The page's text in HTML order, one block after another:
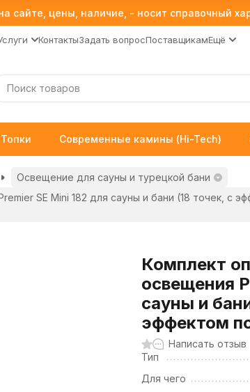
сайте, цены, наличие, - носит справочный
КонтактыЗадать вопросПоставщикамЕщё
Топки Современные камины (Hi-Tech)
Освещение для сауны и турецкой бани
SE Mini 182 для сауны и бани (18 точек, с
Комплект
освещения
сауны и
эффектом
Написать отзыв
Тип
Для чего